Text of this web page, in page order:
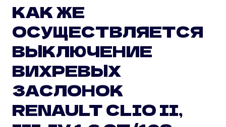
КАК ЖЕ
ОСУЩЕСТВЛЯЕТСЯ
ВЫКЛЮЧЕНИЕ
ВИХРЕВЫХ
ЗАСЛОНОК
RENAULT CLIO II,